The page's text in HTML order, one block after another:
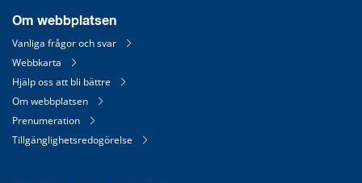
Om webbplatsen
Vanliga frågor och svar
Webbkarta
Hjälp oss att bli bättre
Om webbplatsen
Prenumeration
Tillgänglighetsredogörelse